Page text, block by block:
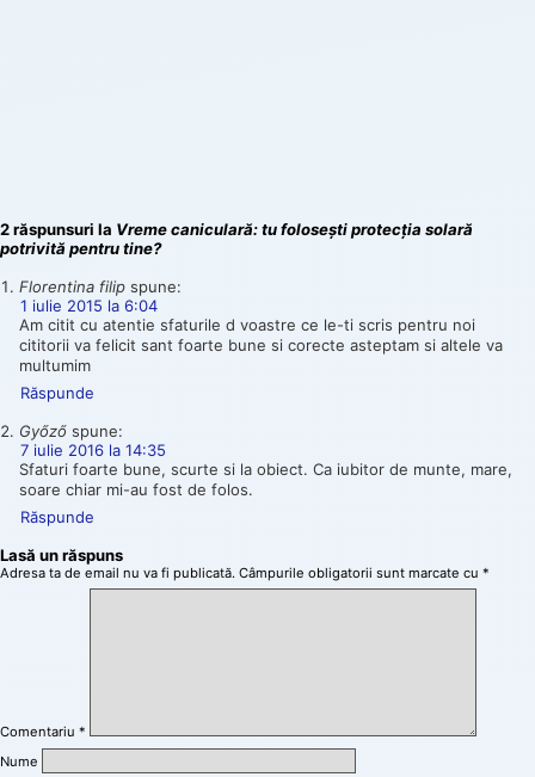
2 răspunsuri la Vreme caniculară: tu folosești protecția solară
potrivită pentru tine?
Florentina filip spune:
1 iulie 2015 la 6:04
Am citit cu atentie sfaturile d voastre ce le-ti scris pentru noi
cititorii va felicit sant foarte bune si corecte asteptam si altele va
multumim
Răspunde
Győző spune:
7 iulie 2016 la 14:35
Sfaturi foarte bune, scurte si la obiect. Ca iubitor de munte, mare,
soare chiar mi-au fost de folos.
Răspunde
Lasă un răspuns
Adresa ta de email nu va fi publicată. Câmpurile obligatorii sunt marcate cu *
Comentariu *
Nume